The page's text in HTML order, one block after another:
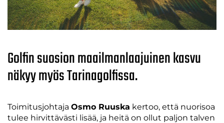
Golfin suosion maailmanlaajuinen kasvu
näkyy myös Tarinagolfissa.
Toimitusjohtaja Osmo Ruuska kertoo, että nuorisoa
tulee hirvittävästi lisää, ja heitä on ollut paljon talven